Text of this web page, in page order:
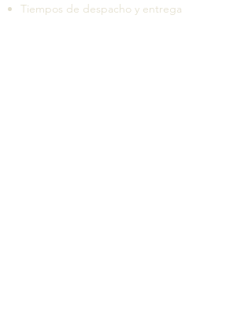
Tiempos de despacho y entrega